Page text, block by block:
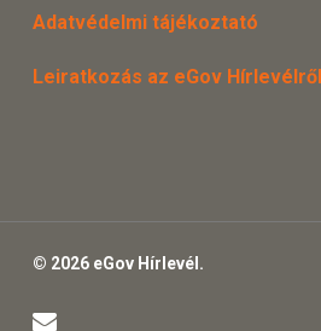
Adatvédelmi tájékoztató
Leiratkozás az eGov Hírlevélről
© 2026 eGov Hírlevél.
email